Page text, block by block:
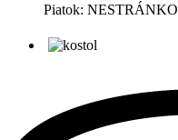
Piatok: